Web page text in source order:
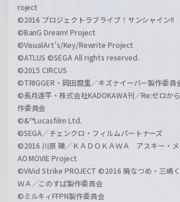
roject
©2016 プロジェクトラブライブ！サンシャイン!!
©BanG Dream! Project
©VisualArt's/Key/Rewrite Project
©ATLUS ©SEGA All rights reserved.
©2015 CIRCUS
©TRIGGER・岡田麿里／キズナイーバー製作委員
©長月達平・株式会社KADOKAWA刊／Re:ゼロか
作委員会
©&™Lucasfilm Ltd.
©SEGA／チェンクロ・フィルムパートナーズ
©2016 川原 礫／ＫＡＤＯＫＡＷＡ アスキー・メ
AO MOVIE Project
©ViVid Strike PROJECT ©2016 暁なつめ・三嶋
ＷＡ／このすば製作委員会
©ミルキィFFPN製作委員会